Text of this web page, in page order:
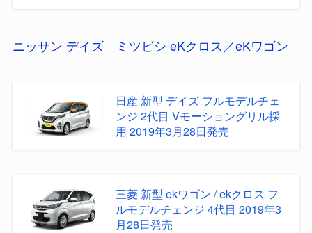
ニッサン デイズ ミツビシ eKクロス／eKワゴン
日産 新型 デイズ フルモデルチェ
ンジ 2代目 Vモーショングリル採
用 2019年3月28日発売
三菱 新型 ekワゴン / ekクロス フ
ルモデルチェンジ 4代目 2019年3
月28日発売